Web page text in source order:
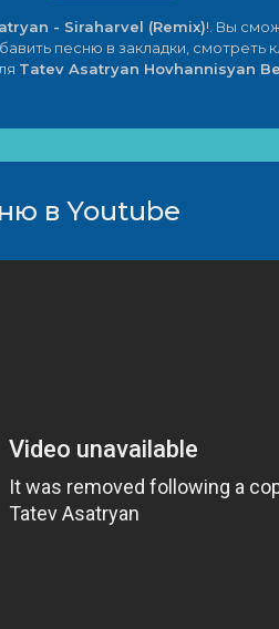
- Siraharvel (Remix)!. Вы
песню в закладки,
Tatev Asatryan Hovhannisyan
в Youtube